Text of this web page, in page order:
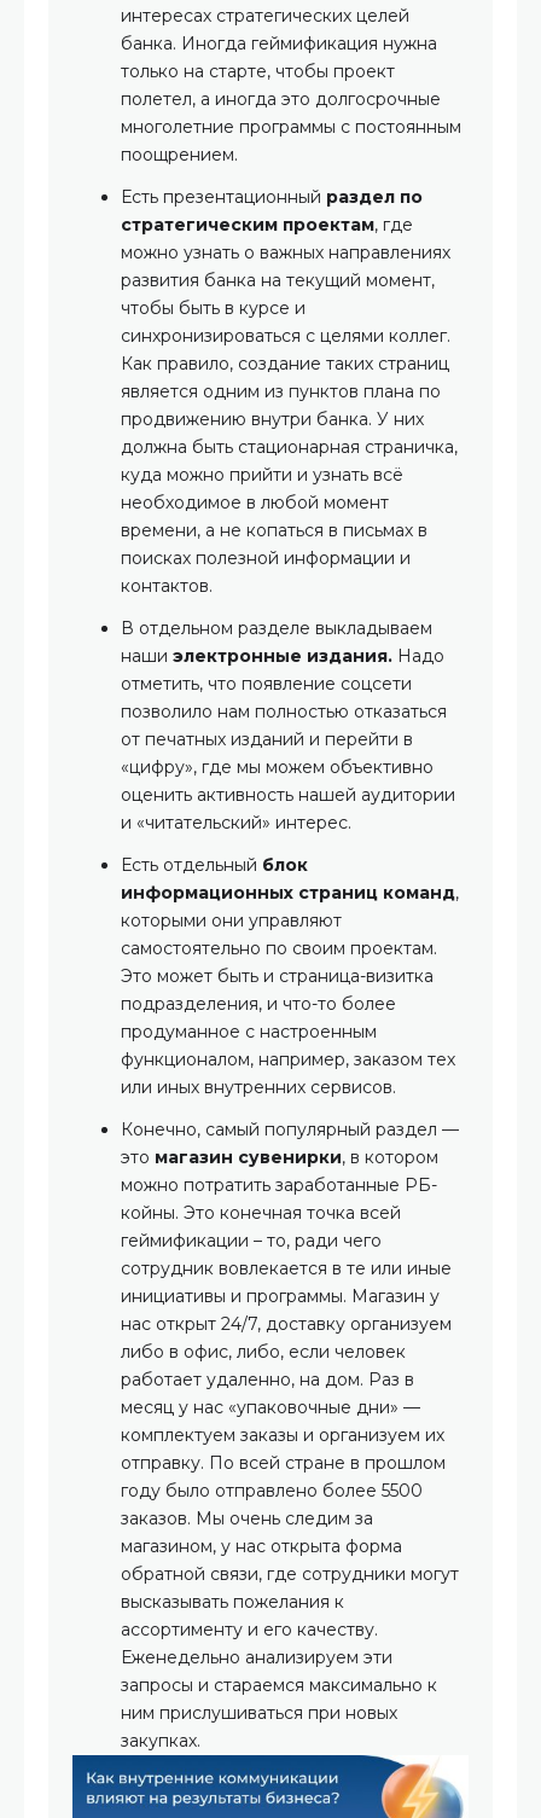
интересах стратегических целей
банка. Иногда геймификация нужна
только на старте, чтобы проект
полетел, а иногда это долгосрочные
многолетние программы с постоянным
поощрением.
Есть презентационный раздел по
стратегическим проектам, где
можно узнать о важных направлениях
развития банка на текущий момент,
чтобы быть в курсе и
синхронизироваться с целями коллег.
Как правило, создание таких страниц
является одним из пунктов плана по
продвижению внутри банка. У них
должна быть стационарная страничка,
куда можно прийти и узнать всё
необходимое в любой момент
времени, а не копаться в письмах в
поисках полезной информации и
контактов.
В отдельном разделе выкладываем
наши электронные издания. Надо
отметить, что появление соцсети
позволило нам полностью отказаться
от печатных изданий и перейти в
«цифру», где мы можем объективно
оценить активность нашей аудитории
и «читательский» интерес.
Есть отдельный блок
информационных страниц команд,
которыми они управляют
самостоятельно по своим проектам.
Это может быть и страница-визитка
подразделения, и что-то более
продуманное с настроенным
функционалом, например, заказом тех
или иных внутренних сервисов.
Конечно, самый популярный раздел —
это магазин сувенирки, в котором
можно потратить заработанные РБ-
койны. Это конечная точка всей
геймификации – то, ради чего
сотрудник вовлекается в те или иные
инициативы и программы. Магазин у
нас открыт 24/7, доставку организуем
либо в офис, либо, если человек
работает удаленно, на дом. Раз в
месяц у нас «упаковочные дни» —
комплектуем заказы и организуем их
отправку. По всей стране в прошлом
году было отправлено более 5500
заказов. Мы очень следим за
магазином, у нас открыта форма
обратной связи, где сотрудники могут
высказывать пожелания к
ассортименту и его качеству.
Еженедельно анализируем эти
запросы и стараемся максимально к
ним прислушиваться при новых
закупках.